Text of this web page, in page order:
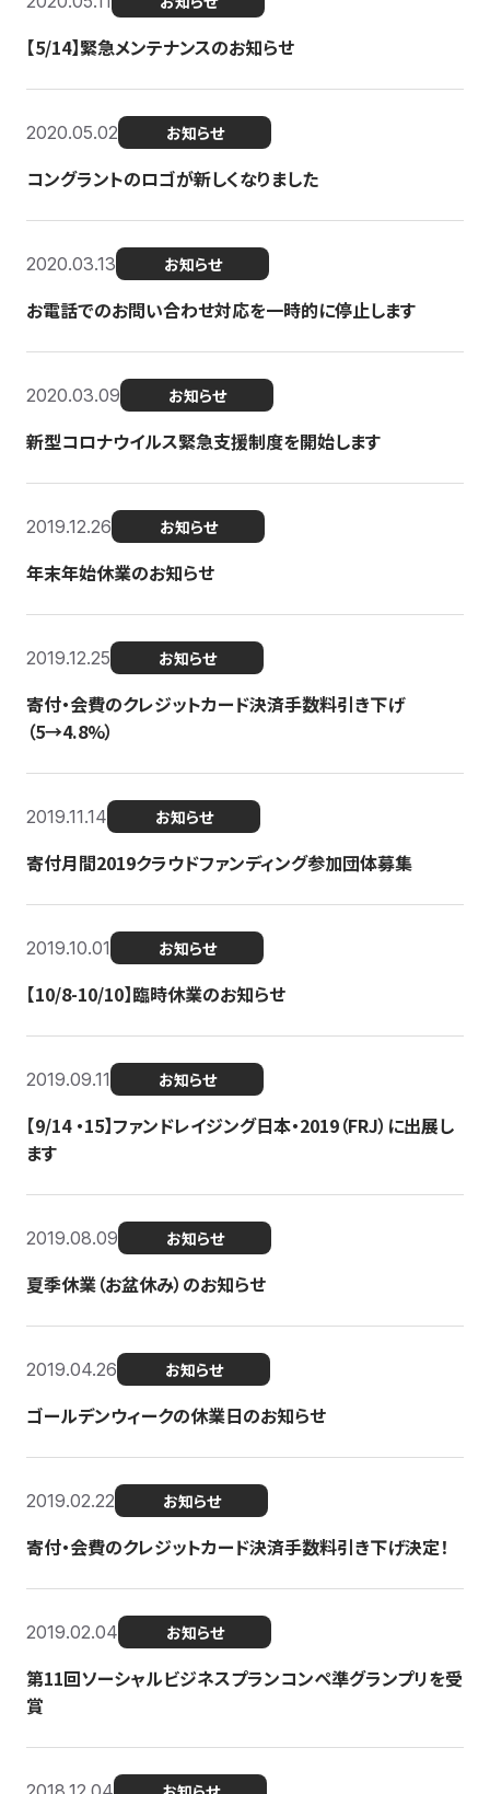
【5/14】緊急メンテナンスのお知らせ
2020.05.02 お知らせ
コングラントのロゴが新しくなりました
2020.03.13 お知らせ
お電話でのお問い合わせ対応を一時的に停止します
2020.03.09 お知らせ
新型コロナウイルス緊急支援制度を開始します
2019.12.26 お知らせ
年末年始休業のお知らせ
2019.12.25 お知らせ
寄付・会費のクレジットカード決済手数料引き下げ
（5→4.8%）
2019.11.14 お知らせ
寄付月間2019クラウドファンディング参加団体募集
2019.10.01 お知らせ
【10/8-10/10】臨時休業のお知らせ
2019.09.11 お知らせ
【9/14 ・15】ファンドレイジング日本・2019（FRJ）に出展し
ます
2019.08.09 お知らせ
夏季休業（お盆休み）のお知らせ
2019.04.26 お知らせ
ゴールデンウィークの休業日のお知らせ
2019.02.22 お知らせ
寄付・会費のクレジットカード決済手数料引き下げ決定！
2019.02.04 お知らせ
第11回ソーシャルビジネスプランコンペ準グランプリを受
賞